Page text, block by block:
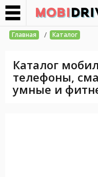
Главная / Каталог
Каталог
телефоны,
умные и